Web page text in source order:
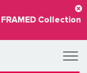
FRAMED Collection